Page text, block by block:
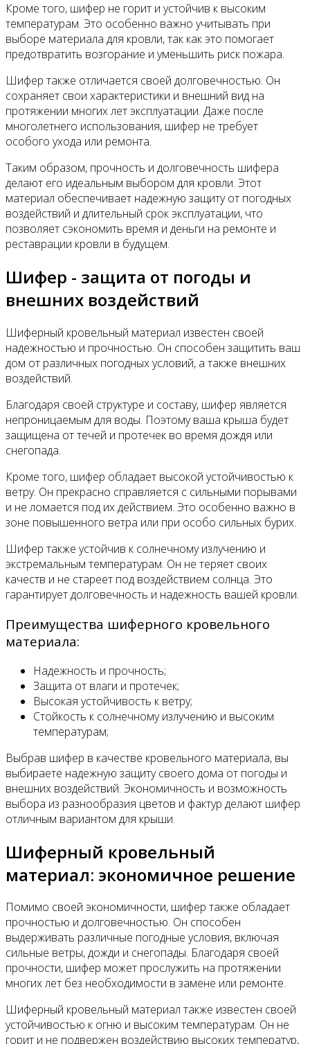
Кроме того, шифер не горит и устойчив к высоким
температурам. Это особенно важно учитывать при
выборе материала для кровли, так как это помогает
предотвратить возгорание и уменьшить риск пожара.
Шифер также отличается своей долговечностью. Он
сохраняет свои характеристики и внешний вид на
протяжении многих лет эксплуатации. Даже после
многолетнего использования, шифер не требует
особого ухода или ремонта.
Таким образом, прочность и долговечность шифера
делают его идеальным выбором для кровли. Этот
материал обеспечивает надежную защиту от погодных
воздействий и длительный срок эксплуатации, что
позволяет сэкономить время и деньги на ремонте и
реставрации кровли в будущем.
Шифер - защита от погоды и
внешних воздействий
Шиферный кровельный материал известен своей
надежностью и прочностью. Он способен защитить ваш
дом от различных погодных условий, а также внешних
воздействий.
Благодаря своей структуре и составу, шифер является
непроницаемым для воды. Поэтому ваша крыша будет
защищена от течей и протечек во время дождя или
снегопада.
Кроме того, шифер обладает высокой устойчивостью к
ветру. Он прекрасно справляется с сильными порывами
и не ломается под их действием. Это особенно важно в
зоне повышенного ветра или при особо сильных бурих.
Шифер также устойчив к солнечному излучению и
экстремальным температурам. Он не теряет своих
качеств и не стареет под воздействием солнца. Это
гарантирует долговечность и надежность вашей кровли.
Преимущества шиферного кровельного
материала:
Надежность и прочность;
Защита от влаги и протечек;
Высокая устойчивость к ветру;
Стойкость к солнечному излучению и высоким
температурам;
Выбрав шифер в качестве кровельного материала, вы
выбираете надежную защиту своего дома от погоды и
внешних воздействий. Экономичность и возможность
выбора из разнообразия цветов и фактур делают шифер
отличным вариантом для крыши.
Шиферный кровельный
материал: экономичное решение
Помимо своей экономичности, шифер также обладает
прочностью и долговечностью. Он способен
выдерживать различные погодные условия, включая
сильные ветры, дожди и снегопады. Благодаря своей
прочности, шифер может прослужить на протяжении
многих лет без необходимости в замене или ремонте.
Шиферный кровельный материал также известен своей
устойчивостью к огню и высоким температурам. Он не
горит и не подвержен воздействию высоких температур,